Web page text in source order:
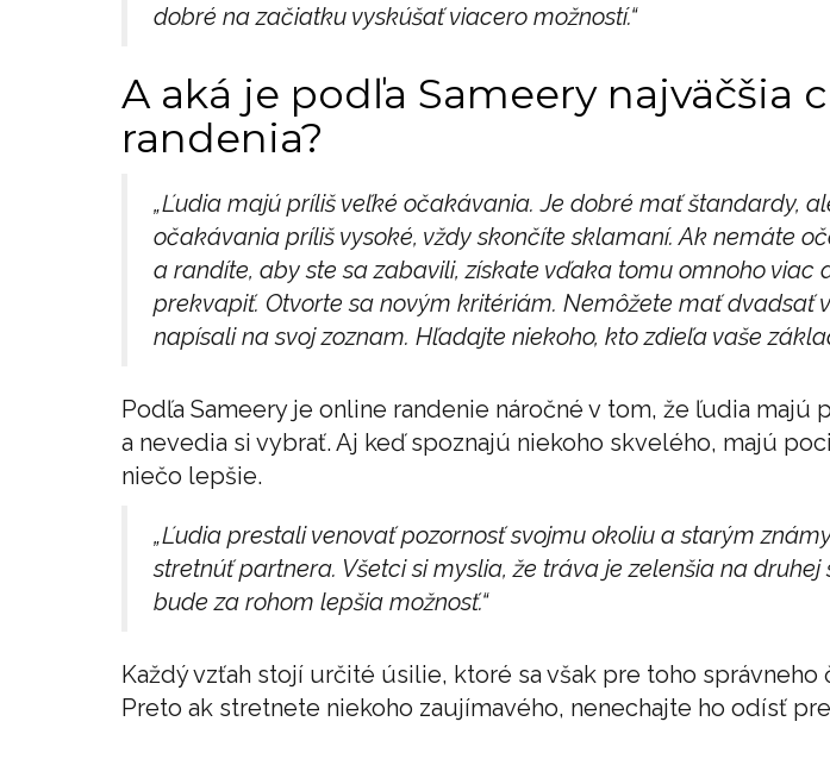
dobré na začiatku vyskúšať viacero možností.“
A aká je podľa Sameery najväčšia
randenia?
„Ľudia majú príliš veľké očakávania. Je dobré mať štandardy,
očakávania príliš vysoké, vždy skončíte sklamaní. Ak nemáte
a randíte, aby ste sa zabavili, získate vďaka tomu omnoho viac
prekvapiť. Otvorte sa novým kritériám. Nemôžete mať dvadsať
napísali na svoj zoznam. Hľadajte niekoho, kto zdieľa vaše
Podľa Sameery je online randenie náročné v tom, že ľudia majú
a nevedia si vybrať. Aj keď spoznajú niekoho skvelého, majú
niečo lepšie.
„Ľudia prestali venovať pozornosť svojmu okoliu a starým
stretnúť partnera. Všetci si myslia, že tráva je zelenšia na druhej
bude za rohom lepšia možnosť.“
Každý vzťah stojí určité úsilie, ktoré sa však pre toho správneho
Preto ak stretnete niekoho zaujímavého, nenechajte ho odísť